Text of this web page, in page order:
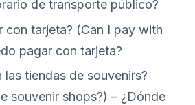
de transporte público?
con tarjeta? (Can I pay with
pagar con tarjeta?
las tiendas de souvenirs?
souvenir shops?) – ¿Dónde